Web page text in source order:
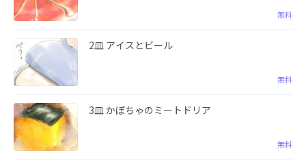
無料
2皿 アイスとビール
無料
3皿 かぼちゃのミートドリア
無料